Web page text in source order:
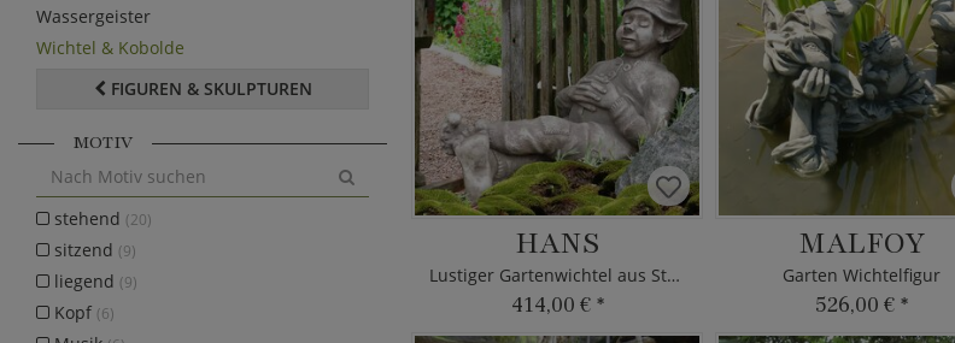
HANS
Lustiger Gartenwichtel aus Steinguss
414,00 € *
MALFOY
Garten Wichtelfigur
526,00 € *
Wassergeister
Wichtel & Kobolde
FIGUREN & SKULPTUREN
MOTIV
stehend (20)
sitzend (9)
liegend (9)
Kopf (6)